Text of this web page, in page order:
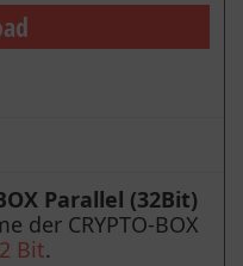
Parallel (32Bit)
der CRYPTO-BOX
Bit.